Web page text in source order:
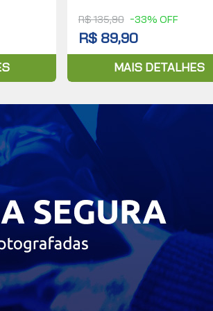
R$ 135,90 -33% OFF
R$ 89,90
MAIS DETALHES